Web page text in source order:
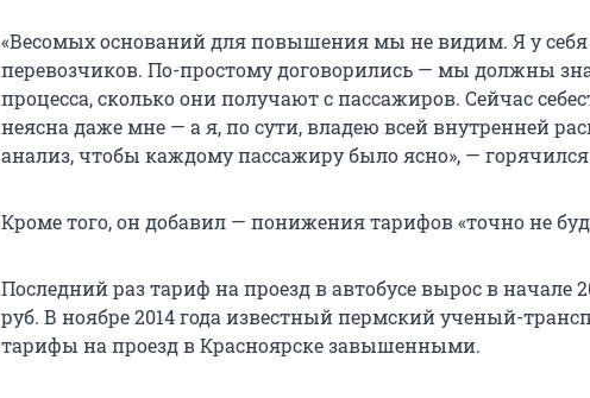
«Весомых оснований для повышения мы не видим. Я у себя
перевозчиков. По-простому договорились — мы должны
процесса, сколько они получают с пассажиров. Сейчас
неясна даже мне — а я, по сути, владею всей внутренней
анализ, чтобы каждому пассажиру было ясно», —
Кроме того, он добавил — понижения тарифов «точно не
Последний раз тариф на проезд в автобусе вырос в начале
руб. В ноябре 2014 года известный пермский ученый-
тарифы на проезд в Красноярске завышенными.